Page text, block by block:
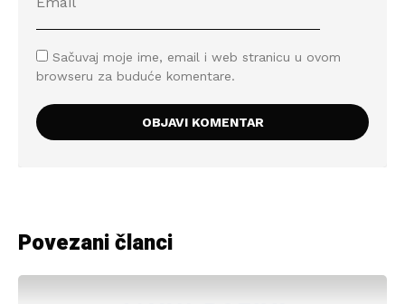
Sačuvaj moje ime, email i web stranicu u ovom
browseru za buduće komentare.
Povezani članci